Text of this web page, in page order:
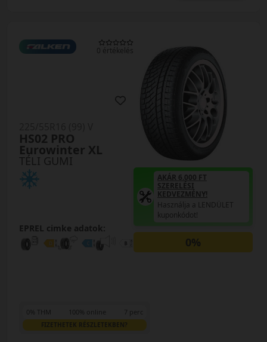
0 értékelés
TÉLI GUMI
HS02 PRO
Eurowinter XL
EPREL cimke adatok:
AKÁR 6.000 FT
SZERELÉSI
KEDVEZMÉNY!
Használja a LENDÜLET
kuponkódot!
0%
0% THM 100% online 7 perc
FIZETHETEK RÉSZLETEKBEN?